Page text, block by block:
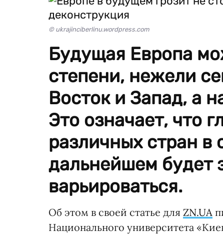
© ukrajinciberlinu.wordpress.com
Будущая Европа
степени, нежели
Восток и Запад, а
Это означает, что
различных стран в
дальнейшем будет
варьироваться.
Об этом в своей статье для ZN.UA
Национального университета